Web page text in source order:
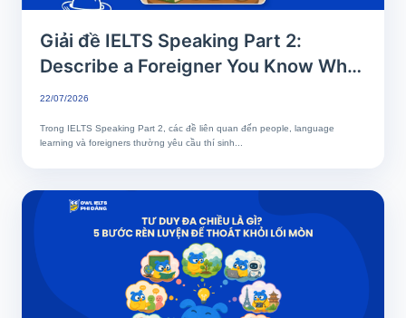
Giải đề IELTS Speaking Part 2:
Describe a Foreigner You Know Who
Speaks Your Language Well
22/07/2026
Trong IELTS Speaking Part 2, các đề liên quan đến people, language
learning và foreigners thường yêu cầu thí sinh...